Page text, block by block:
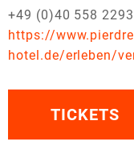
+49 (0)40 558
https://
hotel.de/erleben/
TICKETS